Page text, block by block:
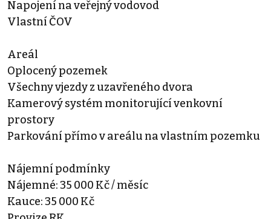
Napojení na veřejný vodovod
Vlastní ČOV
Areál
Oplocený pozemek
Všechny vjezdy z uzavřeného dvora
Kamerový systém monitorující venkovní
prostory
Parkování přímo v areálu na vlastním pozemku
Nájemní podmínky
Nájemné: 35 000 Kč / měsíc
Kauce: 35 000 Kč